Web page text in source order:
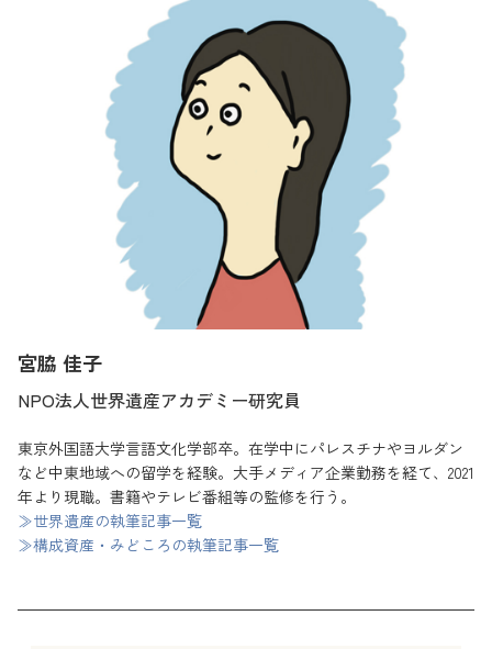
宮脇 佳子
NPO法人世界遺産アカデミー研究員
東京外国語大学言語文化学部卒。在学中にパレスチナやヨルダン
など中東地域への留学を経験。大手メディア企業勤務を経て、2021
年より現職。書籍やテレビ番組等の監修を行う。
≫世界遺産の執筆記事一覧
≫構成資産・みどころの執筆記事一覧